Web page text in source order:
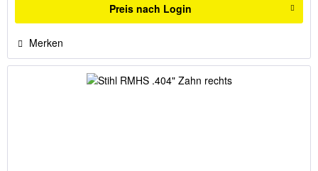
Preis nach Login
Merken